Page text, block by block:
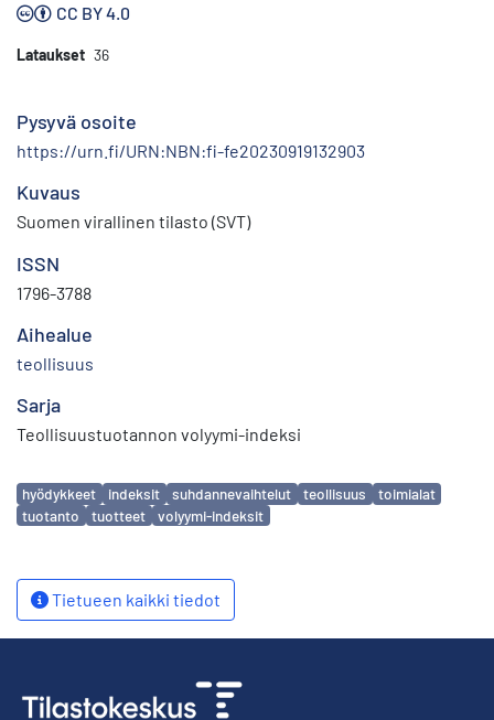
CC BY 4.0
Lataukset 36
Pysyvä osoite
https://urn.fi/URN:NBN:fi-fe20230919132903
Kuvaus
Suomen virallinen tilasto (SVT)
ISSN
1796-3788
Aihealue
teollisuus
Sarja
Teollisuustuotannon volyymi-indeksi
Avainsanat
hyödykkeet indeksit suhdannevaihtelut teollisuus
toimialat
tuotanto
tuotteet volyymi-indeksit
Tietueen kaikki tiedot